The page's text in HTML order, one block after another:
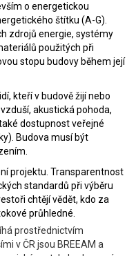
o energetickou
štítku (A-G).
zdrojů energie, systémy
použitých při
stopu budovy během její
kteří v budově žijí nebo
akustická pohoda,
dostupnost veřejné
Budova musí být
projektu. Transparentnost
standardů při výběru
chtějí vědět, kdo za
průhledné.
prostřednictvím
v ČR jsou BREEAM a